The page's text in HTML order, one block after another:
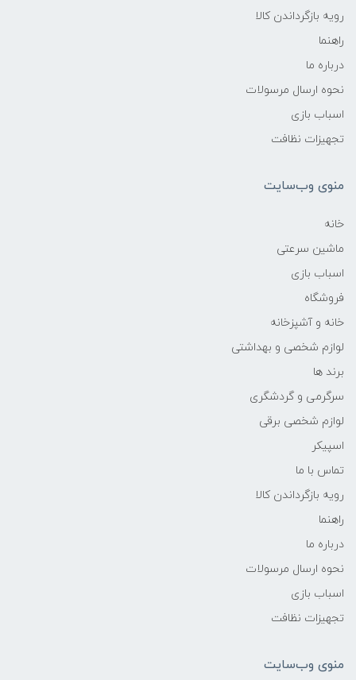
رویه بازگرداندن کالا
راهنما
درباره ما
نحوه ارسال مرسولات
اسباب بازی
تجهیزات نظافت
منوی وب‌سایت
خانه
ماشین سرعتی
اسباب بازی
فروشگاه
خانه و آشپزخانه
لوازم شخصی و بهداشتی
برند ها
سرگرمی و گردشگری
لوازم شخصی برقی
اسپیکر
تماس با ما
رویه بازگرداندن کالا
راهنما
درباره ما
نحوه ارسال مرسولات
اسباب بازی
تجهیزات نظافت
منوی وب‌سایت